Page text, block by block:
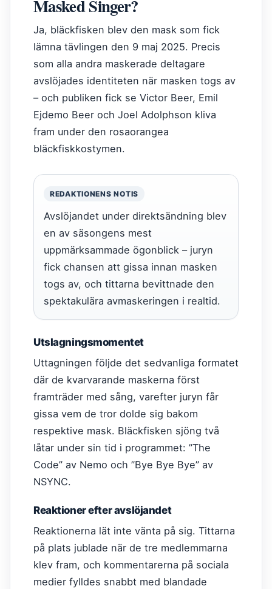
Masked Singer?
Ja, bläckfisken blev den mask som fick
lämna tävlingen den 9 maj 2025. Precis
som alla andra maskerade deltagare
avslöjades identiteten när masken togs av
– och publiken fick se Victor Beer, Emil
Ejdemo Beer och Joel Adolphson kliva
fram under den rosaorangea
bläckfiskkostymen.
REDAKTIONENS NOTIS
Avslöjandet under direktsändning blev
en av säsongens mest
uppmärksammade ögonblick – juryn
fick chansen att gissa innan masken
togs av, och tittarna bevittnade den
spektakulära avmaskeringen i realtid.
Utslagningsmomentet
Uttagningen följde det sedvanliga formatet
där de kvarvarande maskerna först
framträder med sång, varefter juryn får
gissa vem de tror dolde sig bakom
respektive mask. Bläckfisken sjöng två
låtar under sin tid i programmet: ”The
Code” av Nemo och ”Bye Bye Bye” av
NSYNC.
Reaktioner efter avslöjandet
Reaktionerna lät inte vänta på sig. Tittarna
på plats jublade när de tre medlemmarna
klev fram, och kommentarerna på sociala
medier fylldes snabbt med blandade